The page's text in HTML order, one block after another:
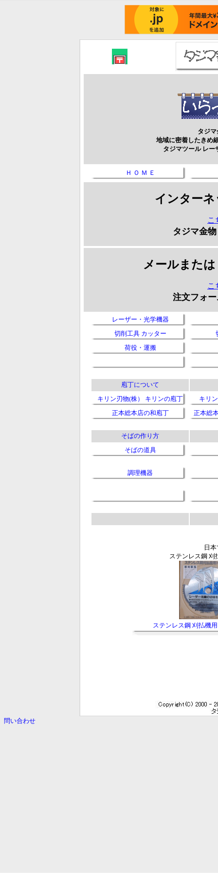
タジ
地域に密着したきめ
タジマツール レー
Ｈ Ｏ Ｍ Ｅ
インター
こ
タジマ金
メールまた
こ
注文フォ
レーザー・光学機器
切削工具 カッター
荷役・運搬
庖丁について
キリン刃物(株） キリンの庖丁
キリ
正本総本店の和庖丁
正本総
そばの作り方
そばの道具
調理機器
日
ステンレス鋼 刈
ステンレス鋼 刈払機
問い合わせ